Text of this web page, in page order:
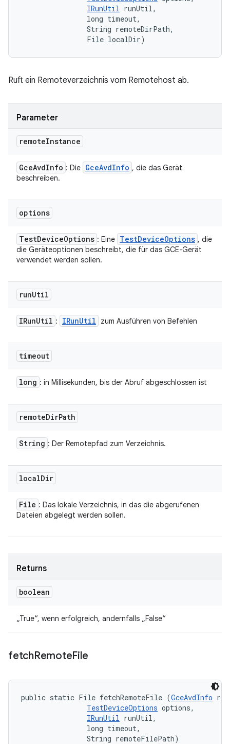
IRunUtil runUtil,
                long timeout,
                String remoteDirPath,
                File localDir)
Ruft ein Remoteverzeichnis vom Remotehost ab.
Parameter
remoteInstance
GceAvdInfo : Die GceAvdInfo , die das Gerät
beschreiben.
options
TestDeviceOptions : Eine TestDeviceOptions , die
die Geräteoptionen beschreibt, die für das GCE-Gerät
verwendet werden sollen.
runUtil
IRunUtil : IRunUtil zum Ausführen von Befehlen
timeout
long : in Millisekunden, bis der Abruf abgeschlossen ist
remoteDirPath
String : Der Remotepfad zum Verzeichnis.
localDir
File : Das lokale Verzeichnis, in das die abgerufenen
Dateien abgelegt werden sollen.
Returns
boolean
„True“, wenn erfolgreich, andernfalls „False“
fetchRemoteFile
public static File fetchRemoteFile (GceAvdInfo
TestDeviceOptions options,
IRunUtil runUtil,
                long timeout,
                String remoteFilePath)